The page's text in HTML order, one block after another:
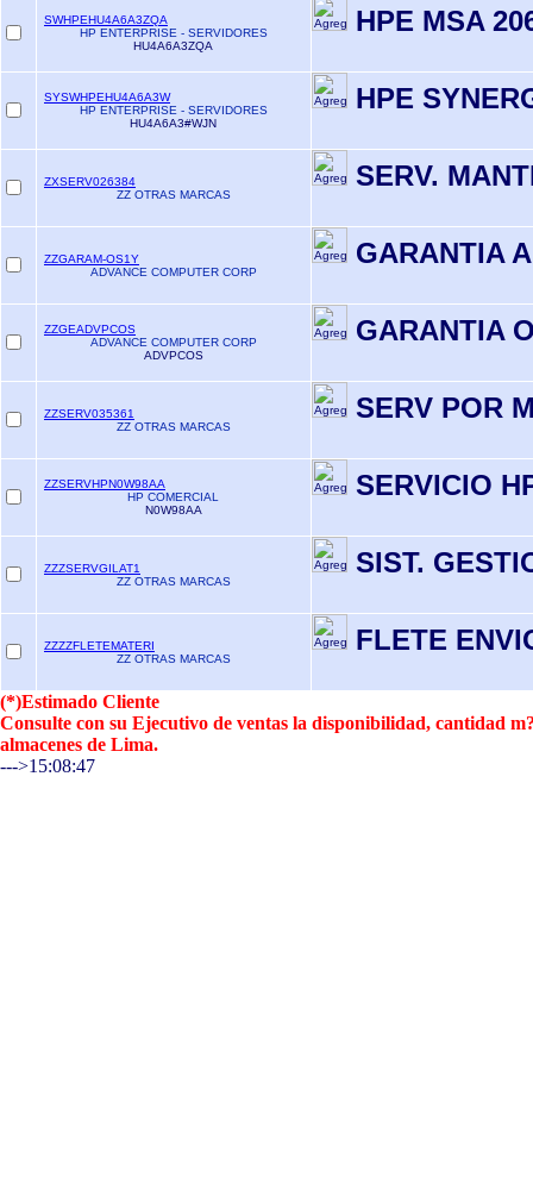
SWHPEHU4A6A3ZQA
HP ENTERPRISE - SERVIDORES
HU4A6A3ZQA
HPE MSA
SYSWHPEHU4A6A3W
HP ENTERPRISE - SERVIDORES
HU4A6A3#WJN
HPE
ZXSERV026384
ZZ OTRAS MARCAS
SERV.
ZZGARAM-OS1Y
ADVANCE COMPUTER CORP
GARANTIA
ZZGEADVPCOS
ADVANCE COMPUTER CORP
ADVPCOS
GARANTIA
ZZSERV035361
ZZ OTRAS MARCAS
SERV POR
ZZSERVHPN0W98AA
HP COMERCIAL
N0W98AA
SERVICIO
ZZZSERVGILAT1
ZZ OTRAS MARCAS
SIST.
ZZZZFLETEMATERI
ZZ OTRAS MARCAS
FLETE
(*)Estimado Cliente
Consulte con su Ejecutivo de ventas la disponibilidad, cantidad
almacenes de Lima.
--->15:08:47